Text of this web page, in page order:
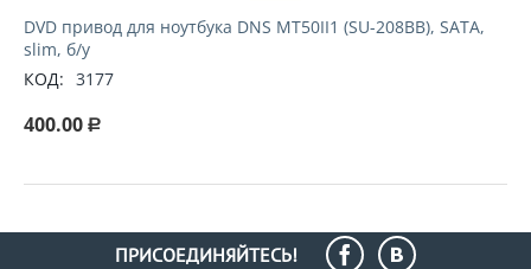
DVD привод для ноутбука DNS MT50II1 (SU-208BB), SATA,
slim, б/у
КОД: 3177
400.00 Р
ПРИСОЕДИНЯЙТЕСЬ!